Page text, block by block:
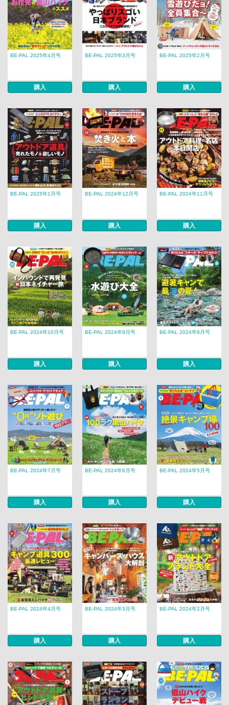
BE-PAL 2025年4月号
購入
BE-PAL 2025年3月号
購入
BE-PAL 2025年2月号
購入
BE-PAL 2025年1月号
購入
BE-PAL 2024年12月号
購入
BE-PAL 2024年11月号
購入
BE-PAL 2024年10月号
購入
BE-PAL 2024年9月号
購入
BE-PAL 2024年8月号
購入
BE-PAL 2024年7月号
購入
BE-PAL 2024年6月号
購入
BE-PAL 2024年5月号
購入
BE-PAL 2024年4月号
購入
BE-PAL 2024年3月号
購入
BE-PAL 2024年2月号
購入